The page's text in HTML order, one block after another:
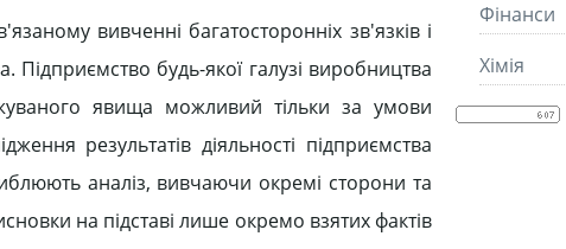
вивченні багатосторонніх зв'язків і
Підприємство будь-якої галузі виробництва
явища можливий тільки за умови
результатів діяльності підприємства
аналіз, вивчаючи окремі сторони та
на підставі лише окремо взятих фактів
Фінанси
Хімія